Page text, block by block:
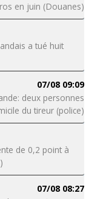
en juin (Douanes)
a tué huit
07/08 09:09
deux personnes
du tireur (police)
de 0,2 point à
07/08 08:27